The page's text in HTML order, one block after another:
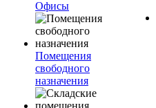
Офисы
Помещения
свободного
назначения